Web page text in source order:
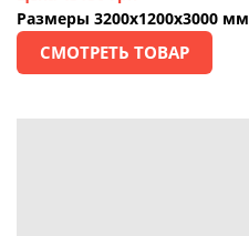
Размеры 3200х1200х3000 мм
СМОТРЕТЬ ТОВАР